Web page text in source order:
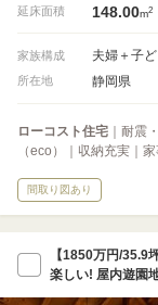
延床面積 148.00m2
家族構成 夫婦＋子ど
所在地 静岡県
ローコスト住宅 ｜耐震
（eco）｜収納充実｜
間取り図あり
【1850万円/35.9
楽しい! 屋内遊園